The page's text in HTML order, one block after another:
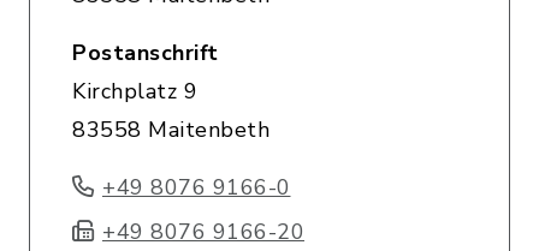
Postanschrift
Kirchplatz 9
83558 Maitenbeth
+49 8076 9166-0
+49 8076 9166-20